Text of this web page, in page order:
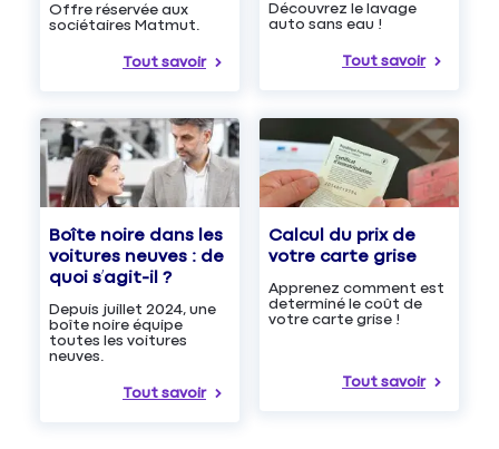
Offre réservée aux
sociétaires Matmut.
Tout savoir
Découvrez le lavage
auto sans eau !
Tout savoir
Boîte noire dans les
voitures neuves : de
quoi s’agit-il ?
Depuis juillet 2024, une
boîte noire équipe
toutes les voitures
neuves.
Tout savoir
Calcul du prix de
votre carte grise
Apprenez comment est
determiné le coût de
votre carte grise !
Tout savoir